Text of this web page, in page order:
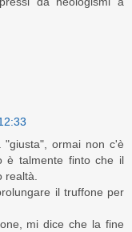
ormai non c'è
è talmente finto che il
il truffone per
mi dice che la fine